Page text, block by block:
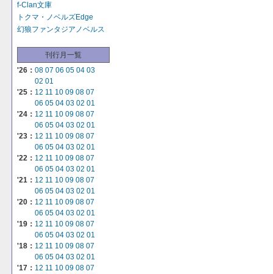
f-Clan文庫
トクマ・ノベルズEdge
幻狼ファンタジアノベルス
刊行月一覧
'26： 08 07 06 05 04 03
02 01
'25： 12 11 10 09 08 07
06 05 04 03 02 01
'24： 12 11 10 09 08 07
06 05 04 03 02 01
'23： 12 11 10 09 08 07
06 05 04 03 02 01
'22： 12 11 10 09 08 07
06 05 04 03 02 01
'21： 12 11 10 09 08 07
06 05 04 03 02 01
'20： 12 11 10 09 08 07
06 05 04 03 02 01
'19： 12 11 10 09 08 07
06 05 04 03 02 01
'18： 12 11 10 09 08 07
06 05 04 03 02 01
'17： 12 11 10 09 08 07